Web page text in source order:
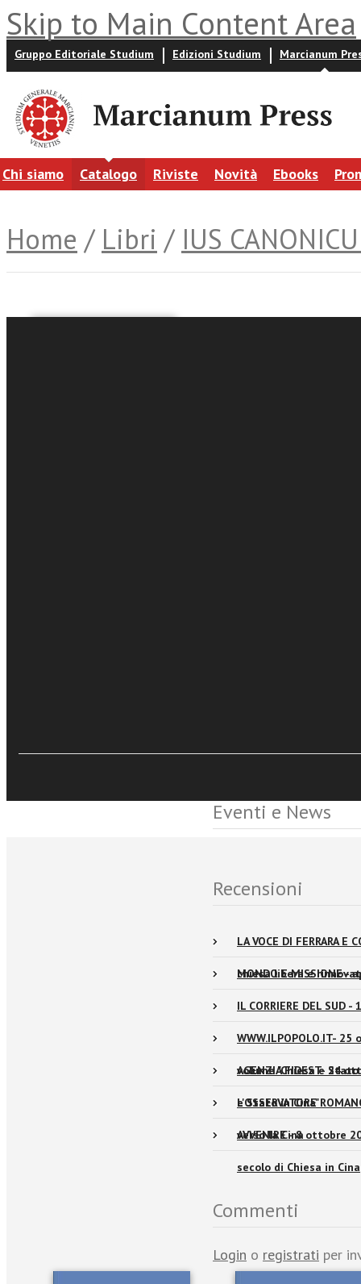
Skip to Main Content Area
Gruppo Editoriale Studium Edizioni Studium Marcianum
Chi siamo Catalogo Riviste Novità Ebooks
Home / Libri / IUS
Eventi e News
Recensioni
LA VOCE DI FERRARA
chiesa libera e
MONDO E MISSIONE
IL CORRIERE DEL
WWW.ILPOPOLO.IT-
volume "Chiesa e Stato
AGENZIA FIDEST- 24
e Stato in Cina"
L'OSSERVATORE
verso la Cina
AVVENIRE - 8 ottobre
secolo di Chiesa in Cina
Commenti
Login o registrati per